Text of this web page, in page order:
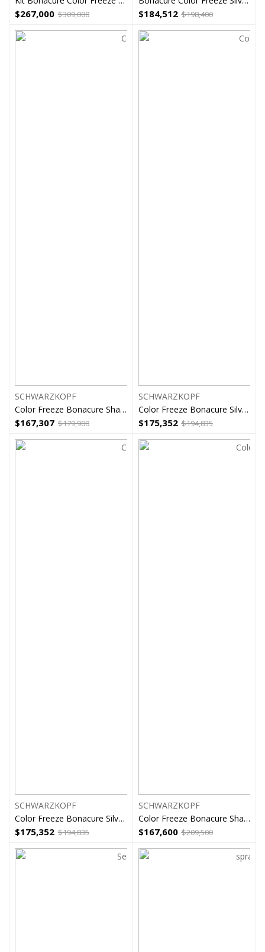
$309,000
$267,000 $198,400
$184,512
SCHWARZKOPF
Color Freeze Bonacure Shampoo Spray
$179,900
$167,307
SCHWARZKOPF
Color Freeze Bonacure Silver Mascarilla kit
$194,835
$175,352
SCHWARZKOPF
Color Freeze Bonacure Silver Mascarilla
$194,835
$175,352
SCHWARZKOPF
Color Freeze Bonacure Shampoo Mascarilla
$209,500
$167,600